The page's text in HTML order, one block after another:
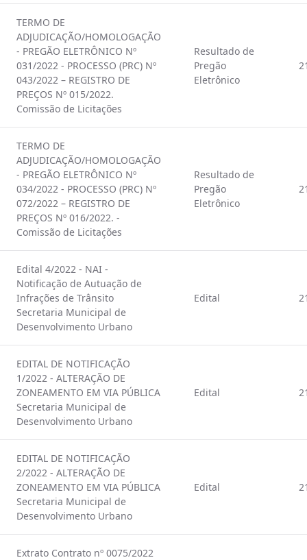
TERMO DE
ADJUDICAÇÃO/HOMOLOGAÇÃO
- PREGÃO ELETRÔNICO Nº
031/2022 - PROCESSO (PRC) Nº
043/2022 – REGISTRO DE
PREÇOS Nº 015/2022.
Comissão de Licitações
Resultado de
Pregão
Eletrônico
TERMO DE
ADJUDICAÇÃO/HOMOLOGAÇÃO
- PREGÃO ELETRÔNICO Nº
034/2022 - PROCESSO (PRC) Nº
072/2022 – REGISTRO DE
PREÇOS Nº 016/2022. -
Comissão de Licitações
Resultado de
Pregão
Eletrônico
Edital 4/2022 - NAI -
Notificação de Autuação de
Infrações de Trânsito
Secretaria Municipal de
Desenvolvimento Urbano
Edital
EDITAL DE NOTIFICAÇÃO
1/2022 - ALTERAÇÃO DE
ZONEAMENTO EM VIA PÚBLICA
Secretaria Municipal de
Desenvolvimento Urbano
Edital
EDITAL DE NOTIFICAÇÃO
2/2022 - ALTERAÇÃO DE
ZONEAMENTO EM VIA PÚBLICA
Secretaria Municipal de
Desenvolvimento Urbano
Edital
Extrato Contrato nº 0075/2022